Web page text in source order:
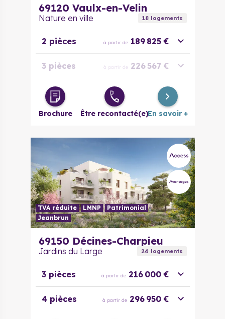
69120 Vaulx-en-Velin
Nature en ville 18logements
2 pièces à partir de 189 825 €
3 pièces à partir de 226 567 €
3 pièces
évolutif
à partir de 257 975 €
Brochure Être recontacté(e)En savoir +
TVA réduite LMNP
Patrimonial
Jeanbrun
69150 Décines-Charpieu
Jardins du Large 24 logements
3 pièces à partir de 216 000 €
4 pièces à partir de 296 950 €